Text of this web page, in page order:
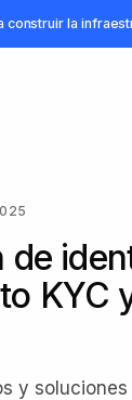
la infraestructura para
KYC
y soluciones